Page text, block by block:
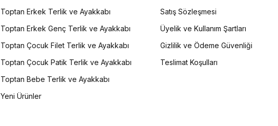
Toptan Erkek Terlik ve Ayakkabı
Toptan Erkek Genç Terlik ve Ayakkabı
Toptan Çocuk Filet Terlik ve Ayakkabı
Toptan Çocuk Patik Terlik ve Ayakkabı
Toptan Bebe Terlik ve Ayakkabı
Yeni Ürünler
Satış Sözleşmesi
Üyelik ve Kullanım Şartları
Gizlilik ve Ödeme Güvenliği
Teslimat Koşulları